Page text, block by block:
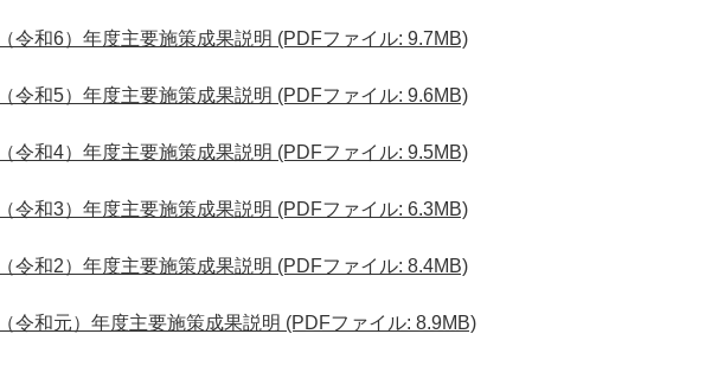
令和6）年度主要施策成果説明 (PDFファイル: 9.7MB)
令和5）年度主要施策成果説明 (PDFファイル: 9.6MB)
令和4）年度主要施策成果説明 (PDFファイル: 9.5MB)
令和3）年度主要施策成果説明 (PDFファイル: 6.3MB)
令和2）年度主要施策成果説明 (PDFファイル: 8.4MB)
令和元）年度主要施策成果説明 (PDFファイル: 8.9MB)